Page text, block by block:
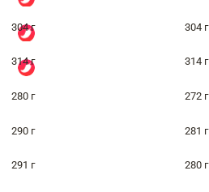
304 г 304 г
314 г 314 г
280 г 272 г
290 г 281 г
291 г 280 г